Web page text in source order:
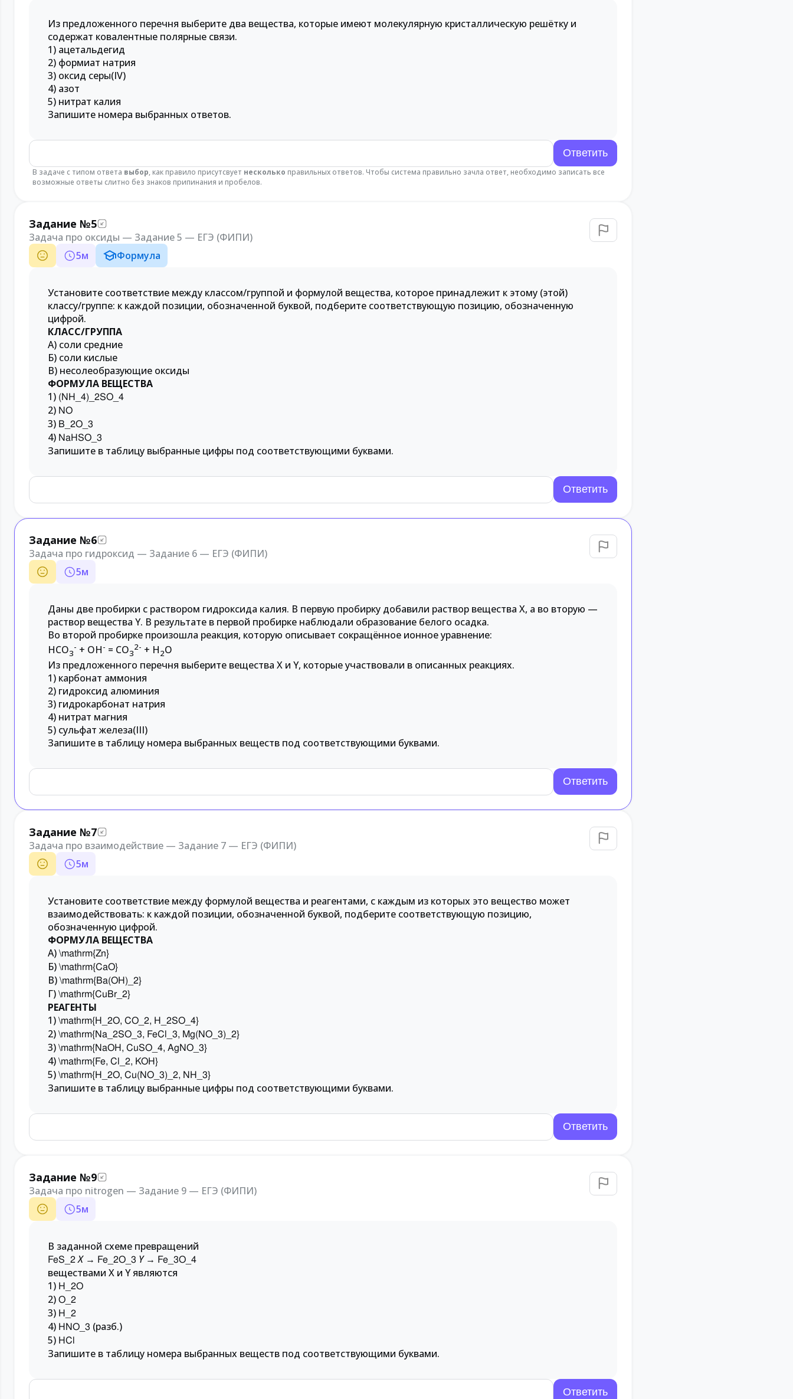
Из предложенного перечня выберите два вещества, которые имеют молекулярную кристаллическую решётку и
содержат ковалентные полярные связи.
1) ацетальдегид
2) формиат натрия
3) оксид серы(IV)
4) азот
5) нитрат калия
Запишите номера выбранных ответов.
В задаче с типом ответа выбор, как правило присутсвует несколько правильных ответов. Чтобы система правильно зачла ответ, необходимо записать все
возможные ответы слитно без знаков припинания и пробелов.
Задание №5
Задача про оксиды — Задание 5 — ЕГЭ (ФИПИ)
5м Формула
Установите соответствие между классом/группой и формулой вещества, которое принадлежит к этому (этой)
классу/группе: к каждой позиции, обозначенной буквой, подберите соответствующую позицию, обозначенную
цифрой.
КЛАСС/ГРУППА
А) соли средние
Б) соли кислые
В) несолеобразующие оксиды
ФОРМУЛА ВЕЩЕСТВА
1) (NH_4)_2SO_4
2) NO
3) B_2O_3
4) NaHSO_3
Запишите в таблицу выбранные цифры под соответствующими буквами.
Задание №6
Задача про гидроксид — Задание 6 — ЕГЭ (ФИПИ)
5м
Даны две пробирки с раствором гидроксида калия. В первую пробирку добавили раствор вещества X, а во вторую —
раствор вещества Y. В результате в первой пробирке наблюдали образование белого осадка.
Во второй пробирке произошла реакция, которую описывает сокращённое ионное уравнение:
HCO3
- + OH- = CO3
2- + H2O
Из предложенного перечня выберите вещества X и Y, которые участвовали в описанных реакциях.
1) карбонат аммония
2) гидроксид алюминия
3) гидрокарбонат натрия
4) нитрат магния
5) сульфат железа(III)
Запишите в таблицу номера выбранных веществ под соответствующими буквами.
Задание №7
Задача про взаимодействие — Задание 7 — ЕГЭ (ФИПИ)
5м
Установите соответствие между формулой вещества и реагентами, с каждым из которых это вещество может
взаимодействовать: к каждой позиции, обозначенной буквой, подберите соответствующую позицию,
обозначенную цифрой.
ФОРМУЛА ВЕЩЕСТВА
А)\mathrm{Zn}
Б)\mathrm{CaO}
В)\mathrm{Ba(OH)_2}
Г)\mathrm{CuBr_2}
РЕАГЕНТЫ
1)\mathrm{H_2O, CO_2, H_2SO_4}
2)\mathrm{Na_2SO_3, FeCl_3, Mg(NO_3)_2}
3)\mathrm{NaOH, CuSO_4, AgNO_3}
4)\mathrm{Fe, Cl_2, KOH}
5)\mathrm{H_2O, Cu(NO_3)_2, NH_3}
Запишите в таблицу выбранные цифры под соответствующими буквами.
Задание №9
Задача про nitrogen — Задание 9 — ЕГЭ (ФИПИ)
5м
В заданной схеме превращений
FeS_2 X→ Fe_2O_3 Y→ Fe_3O_4
веществами X и Y являются
1) H_2O
2)O_2
3) H_2
4) HNO_3 (разб.)
5) HCl
Запишите в таблицу номера выбранных веществ под соответствующими буквами.